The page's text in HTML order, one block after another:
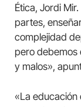
Ética, Jordi
partes,
complejidad
pero debemos
y malos»,
«La educación